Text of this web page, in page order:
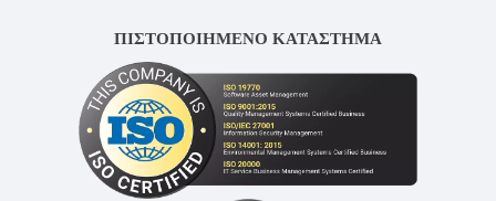
ΠΙΣΤΟΠΟΙΗΜΕΝΟ ΚΑΤΑΣΤΗΜΑ